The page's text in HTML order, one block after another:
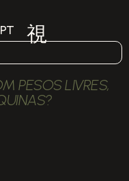
PT
PESOS LIVRES,